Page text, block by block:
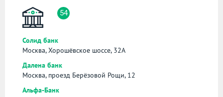
54
Солид банк
Москва, Хорошёвское шоссе, 32А
Далена банк
Москва, проезд Берёзовой Рощи, 12
Альфа-Банк